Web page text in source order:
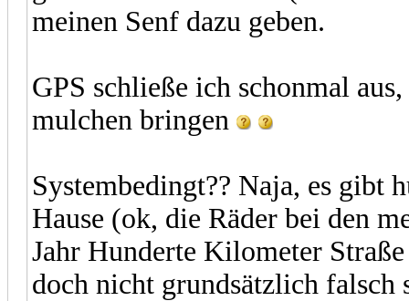
meinen Senf dazu geben.
GPS schließe ich schonmal
mulchen bringen
Systembedingt?? Naja, es gibt
Hause (ok, die Räder bei den
Jahr Hunderte Kilometer
doch nicht grundsätzlich falsch